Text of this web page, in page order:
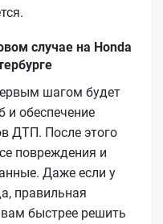
случае на Honda
шагом будет
и обеспечение
ДТП. После этого
повреждения и
Даже если у
правильная
быстрее решить